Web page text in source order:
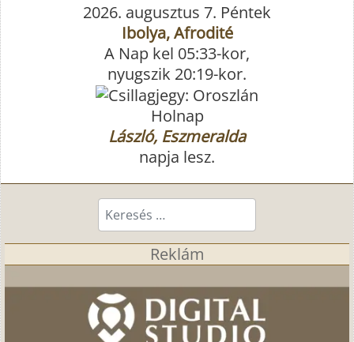
2026. augusztus 7. Péntek
Ibolya, Afrodité
A Nap kel 05:33-kor,
nyugszik 20:19-kor.
Holnap
László, Eszmeralda
napja lesz.
Keresés...
Reklám